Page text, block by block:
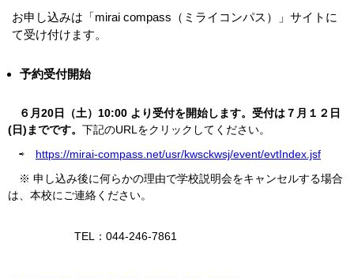
お申し込みは「mirai compass（ミライコンパス）」サイトに
て受け付けます。
予約受付開始​
​ ６ 月20日（土）10:00 より受付を開始します。受付は７月１２日
(日)までです。 下記のURLをクリックしてください。
⇨ https://mirai-compass.net/usr/kwsckwsj/event/evtIndex.jsf
※ 申し込み後に何らかの理由で学校説明会をキャンセルする場合
は、本校にご連絡ください。
TEL：044-246-7861